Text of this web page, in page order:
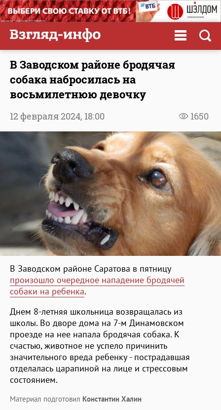
В Заводском районе бродячая
собака набросилась на
восьмилетнюю девочку
1650
12 февраля 2024, 18:00
В Заводском районе Саратова в пятницу
произошло очередное нападение бродячей
собаки на ребенка.
Днем 8-летняя школьница возвращалась из
школы. Во дворе дома на 7-м Динамовском
проезде на нее напала бродячая собака. К
счастью, животное не успело причинить
значительного вреда ребенку - пострадавшая
отделалась царапиной на лице и стрессовым
состоянием.
Материал подготовил Константин Халин